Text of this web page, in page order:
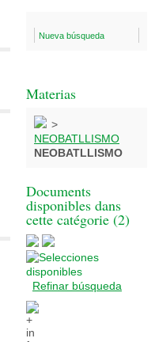
Nueva búsqueda
Materias
>
NEOBATLLISMO
NEOBATLLISMO
Documents
disponibles dans
cette catégorie (2)
Refinar búsqueda